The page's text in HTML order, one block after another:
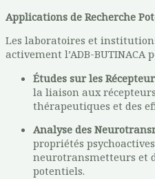
Applications de Recherche
Les laboratoires et
activement l’ADB-BUTINACA
Études sur les
la liaison aux
thérapeutiques et des
Analyse des
propriétés
neurotransmetteurs et
potentiels.